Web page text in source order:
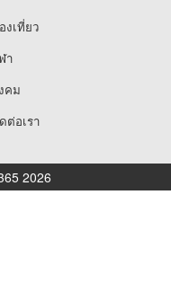
งเที่ยว
า
คม
ต่อเรา
2026